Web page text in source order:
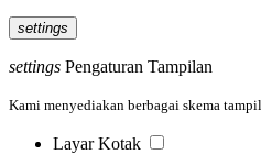
settings
settings Pengaturan Tampilan
Kami menyediakan berbagai skema
Layar Kotak